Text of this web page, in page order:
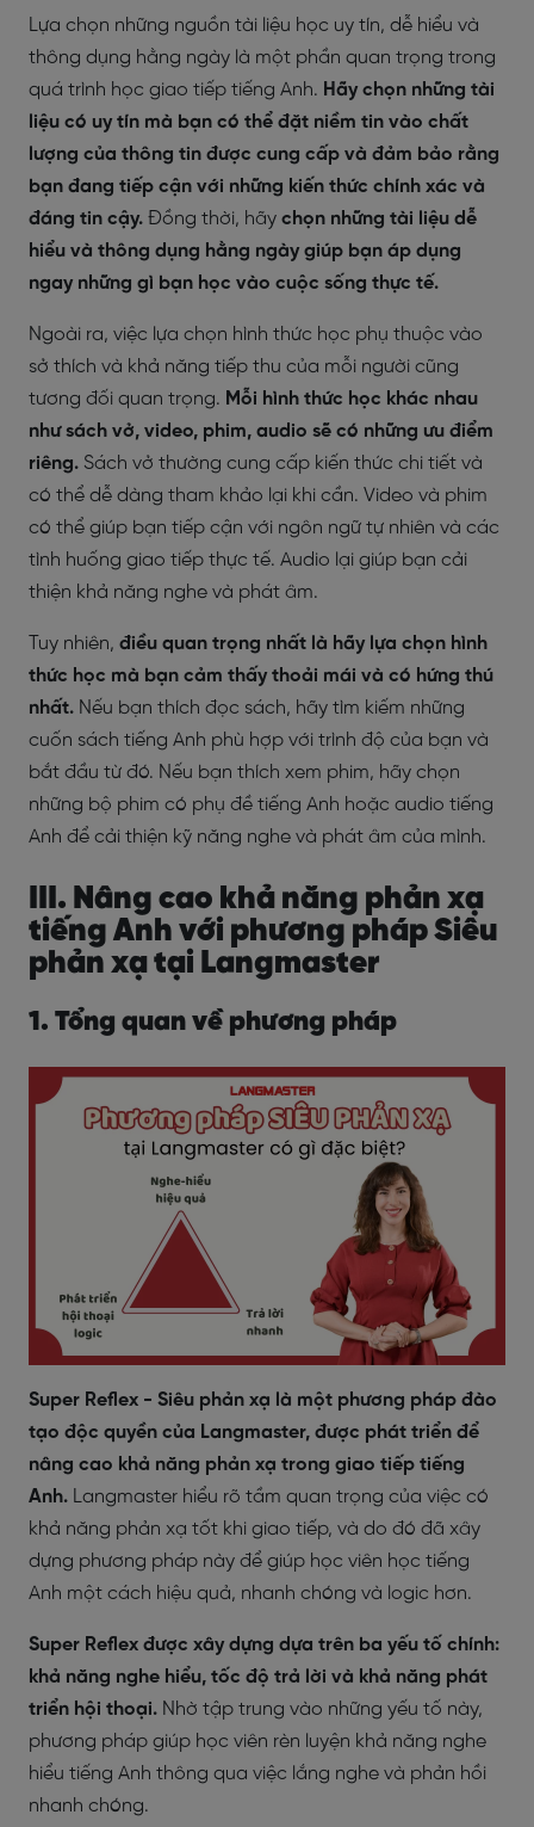
Lựa chọn những nguồn tài liệu học uy tín, dễ hiểu và
thông dụng hằng ngày là một phần quan trọng trong
quá trình học giao tiếp tiếng Anh. Hãy chọn những tài
liệu có uy tín mà bạn có thể đặt niềm tin vào chất
lượng của thông tin được cung cấp và đảm bảo rằng
bạn đang tiếp cận với những kiến thức chính xác và
đáng tin cậy. Đồng thời, hãy chọn những tài liệu dễ
hiểu và thông dụng hằng ngày giúp bạn áp dụng
ngay những gì bạn học vào cuộc sống thực tế.
Ngoài ra, việc lựa chọn hình thức học phụ thuộc vào
sở thích và khả năng tiếp thu của mỗi người cũng
tương đối quan trọng. Mỗi hình thức học khác nhau
như sách vở, video, phim, audio sẽ có những ưu điểm
riêng. Sách vở thường cung cấp kiến thức chi tiết và
có thể dễ dàng tham khảo lại khi cần. Video và phim
có thể giúp bạn tiếp cận với ngôn ngữ tự nhiên và các
tình huống giao tiếp thực tế. Audio lại giúp bạn cải
thiện khả năng nghe và phát âm.
Tuy nhiên, điều quan trọng nhất là hãy lựa chọn hình
thức học mà bạn cảm thấy thoải mái và có hứng thú
nhất. Nếu bạn thích đọc sách, hãy tìm kiếm những
cuốn sách tiếng Anh phù hợp với trình độ của bạn và
bắt đầu từ đó. Nếu bạn thích xem phim, hãy chọn
những bộ phim có phụ đề tiếng Anh hoặc audio tiếng
Anh để cải thiện kỹ năng nghe và phát âm của mình.
III. Nâng cao khả năng phản xạ
tiếng Anh với phương pháp Siêu
phản xạ tại Langmaster
1. Tổng quan về phương pháp
Super Reflex - Siêu phản xạ là một phương pháp đào
tạo độc quyền của Langmaster, được phát triển để
nâng cao khả năng phản xạ trong giao tiếp tiếng
Anh. Langmaster hiểu rõ tầm quan trọng của việc có
khả năng phản xạ tốt khi giao tiếp, và do đó đã xây
dựng phương pháp này để giúp học viên học tiếng
Anh một cách hiệu quả, nhanh chóng và logic hơn.
Super Reflex được xây dựng dựa trên ba yếu tố chính:
khả năng nghe hiểu, tốc độ trả lời và khả năng phát
triển hội thoại. Nhờ tập trung vào những yếu tố này,
phương pháp giúp học viên rèn luyện khả năng nghe
hiểu tiếng Anh thông qua việc lắng nghe và phản hồi
nhanh chóng.